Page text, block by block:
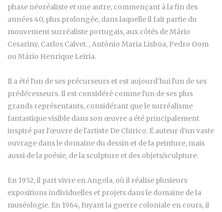
phase néoréaliste et une autre, commençant à la fin des
années 40, plus prolongée, dans laquelle il fait partie du
mouvement surréaliste portugais, aux côtés de Mário
Cesariny, Carlos Calvet. , António Maria Lisboa, Pedro Oom
ou Mário Henrique Leiria.
Il a été l'un de ses précurseurs et est aujourd'hui l'un de ses
prédécesseurs. Il est considéré comme l'un de ses plus
grands représentants, considérant que le surréalisme
fantastique visible dans son œuvre a été principalement
inspiré par l'œuvre de l'artiste De Chirico. É auteur d'un vaste
ouvrage dans le domaine du dessin et de la peinture, mais
aussi de la poésie, de la sculpture et des objets/sculpture.
En 1952, il part vivre en Angola, où il réalise plusieurs
expositions individuelles et projets dans le domaine de la
muséologie. En 1964, fuyant la guerre coloniale en cours, il